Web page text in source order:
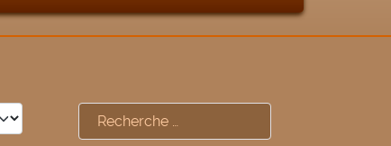
Rechercher